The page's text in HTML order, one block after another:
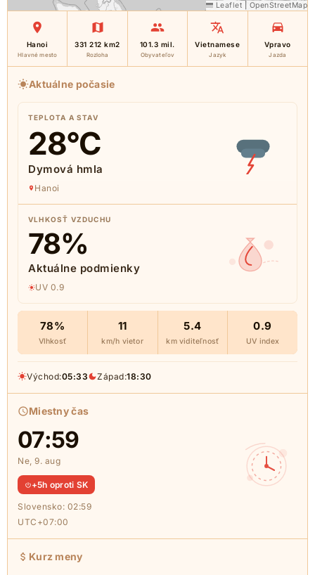
Leaflet OpenStreetMap
Hanoi
Hlavné mesto
331 212 km2
Rozloha
101.3 mil.
Obyvateľov
Vietnamese
Jazyk
Vpravo
Jazda
Aktuálne počasie
TEPLOTA A STAV
28°C
Dymová hmla
Hanoi
VLHKOSŤ VZDUCHU
78%
Aktuálne podmienky
UV 0.9
78%
Vlhkosť
11
km/h vietor
5.4
km viditeľnosť
0.9
UV index
Východ:05:33 Západ:18:30
Miestny čas
07:59
Ne, 9. aug
+5h oproti SK
Slovensko: 02:59
UTC+07:00
Kurz meny